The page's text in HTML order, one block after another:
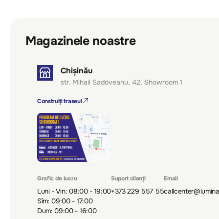
Magazinele noastre
Chișinău
str. Mihail Sadoveanu, 42, Showroom 1
Construiți traseul
Grafic de lucru
Luni - Vin: 08:00 - 19:00
Sîm: 09:00 - 17:00
Dum: 09:00 - 16:00
Suport clienți
+373 229 557 55
Email